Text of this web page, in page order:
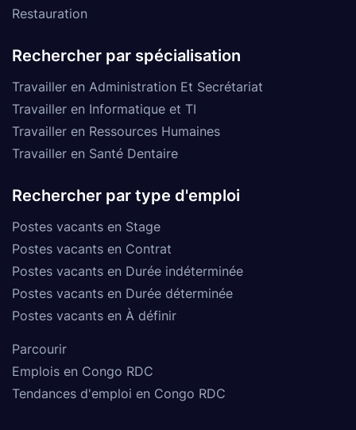
Restauration
Rechercher par spécialisation
Travailler en Administration Et Secrétariat
Travailler en Informatique et TI
Travailler en Ressources Humaines
Travailler en Santé Dentaire
Rechercher par type d'emploi
Postes vacants en Stage
Postes vacants en Contrat
Postes vacants en Durée indéterminée
Postes vacants en Durée déterminée
Postes vacants en À définir
Parcourir
Emplois en Congo RDC
Tendances d'emploi en Congo RDC